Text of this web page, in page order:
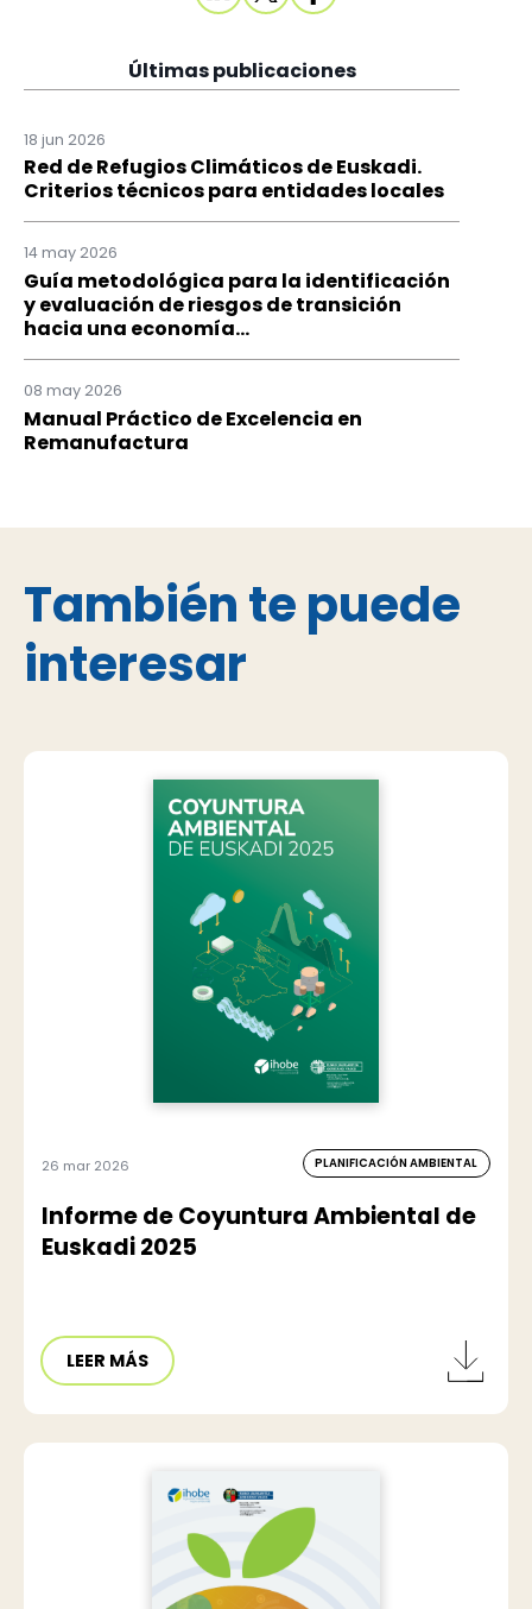
Últimas publicaciones
18 jun 2026
Red de Refugios Climáticos de Euskadi.
Criterios técnicos para entidades locales
14 may 2026
Guía metodológica para la identificación
y evaluación de riesgos de transición
hacia una economía...
08 may 2026
Manual Práctico de Excelencia en
Remanufactura
También te puede
interesar
26 mar 2026 PLANIFICACIÓN AMBIENTAL
Informe de Coyuntura Ambiental de
Euskadi 2025
LEER MÁS